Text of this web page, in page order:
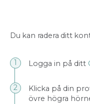
Du kan radera ditt
Logga in på ditt
Klicka på din
övre högra